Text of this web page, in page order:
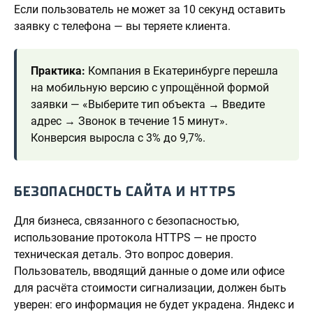
Если пользователь не может за 10 секунд оставить
заявку с телефона — вы теряете клиента.
Практика: Компания в Екатеринбурге перешла
на мобильную версию с упрощённой формой
заявки — «Выберите тип объекта → Введите
адрес → Звонок в течение 15 минут».
Конверсия выросла с 3% до 9,7%.
БЕЗОПАСНОСТЬ САЙТА И HTTPS
Для бизнеса, связанного с безопасностью,
использование протокола HTTPS — не просто
техническая деталь. Это вопрос доверия.
Пользователь, вводящий данные о доме или офисе
для расчёта стоимости сигнализации, должен быть
уверен: его информация не будет украдена. Яндекс и